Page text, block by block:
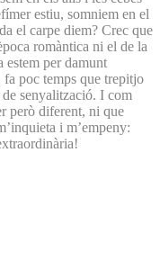
estiu, somniem en el
el carpe diem? Crec que
romàntica ni el de la
estem per damunt
fa poc temps que trepitjo
de senyalització. I com
però diferent, ni que
i m’empeny: